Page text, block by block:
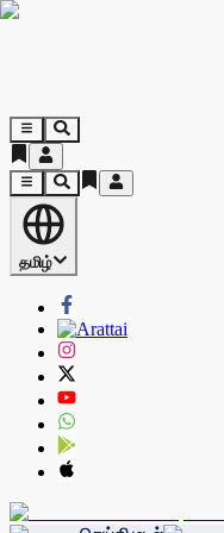
தமிழ்